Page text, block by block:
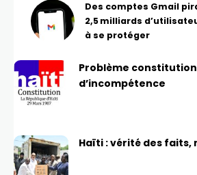
Des comptes Gmail
2,5 milliards
à se protéger
Problème
d’incompétence
Haïti : vérité des